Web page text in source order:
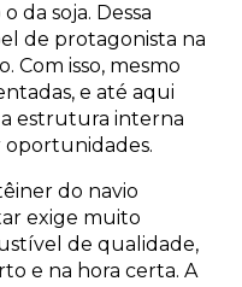
da soja. Dessa
de protagonista na
Com isso, mesmo
e até aqui
estrutura interna
do navio
exige muito
de qualidade,
e na hora certa. A